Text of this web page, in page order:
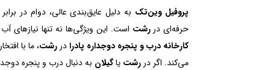
پروفیل وین‌تک به دلیل عایق‌بندی عالی، دوام در
حرفه‌ای دررشت است. این ویژگی‌ها نه تنها
کارخانه درب و پنجره دوجداره پادرادر رشت، ما با
می‌کند. اگر در رشت یاگیلان به دنبال درب و پنجره